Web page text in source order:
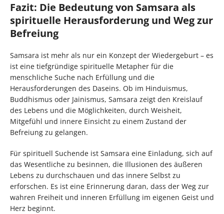
Fazit: Die Bedeutung von Samsara als
spirituelle Herausforderung und Weg zur
Befreiung
Samsara ist mehr als nur ein Konzept der Wiedergeburt – es
ist eine tiefgründige spirituelle Metapher für die
menschliche Suche nach Erfüllung und die
Herausforderungen des Daseins. Ob im Hinduismus,
Buddhismus oder Jainismus, Samsara zeigt den Kreislauf
des Lebens und die Möglichkeiten, durch Weisheit,
Mitgefühl und innere Einsicht zu einem Zustand der
Befreiung zu gelangen.
Für spirituell Suchende ist Samsara eine Einladung, sich auf
das Wesentliche zu besinnen, die Illusionen des äußeren
Lebens zu durchschauen und das innere Selbst zu
erforschen. Es ist eine Erinnerung daran, dass der Weg zur
wahren Freiheit und inneren Erfüllung im eigenen Geist und
Herz beginnt.